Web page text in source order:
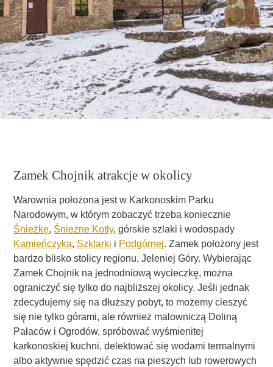
Zamek Chojnik atrakcje w okolicy
Warownia położona jest w Karkonoskim Parku
Narodowym, w którym zobaczyć trzeba koniecznie
Śnieżkę, Śnieżne Kotły, górskie szlaki i wodospady
Kamieńczyka, Szklarki i Podgórnej. Zamek położony jest
bardzo blisko stolicy regionu, Jeleniej Góry. Wybierając
Zamek Chojnik na jednodniową wycieczkę, można
ograniczyć się tylko do najbliższej okolicy. Jeśli jednak
zdecydujemy się na dłuższy pobyt, to możemy cieszyć
się nie tylko górami, ale również malowniczą Doliną
Pałaców i Ogrodów, spróbować wyśmienitej
karkonoskiej kuchni, delektować się wodami termalnymi
albo aktywnie spędzić czas na pieszych lub rowerowych